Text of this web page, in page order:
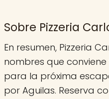
Sobre Pizzeria
En resumen, Pizzeria
nombres que
para la próxima
por Aguilas. Reserva